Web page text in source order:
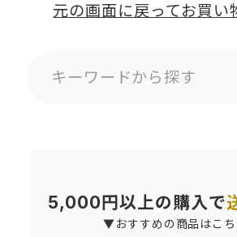
元の画面に戻ってお買い
キーワードから探す
5,000円以上の購入で
▼おすすめの商品はこ